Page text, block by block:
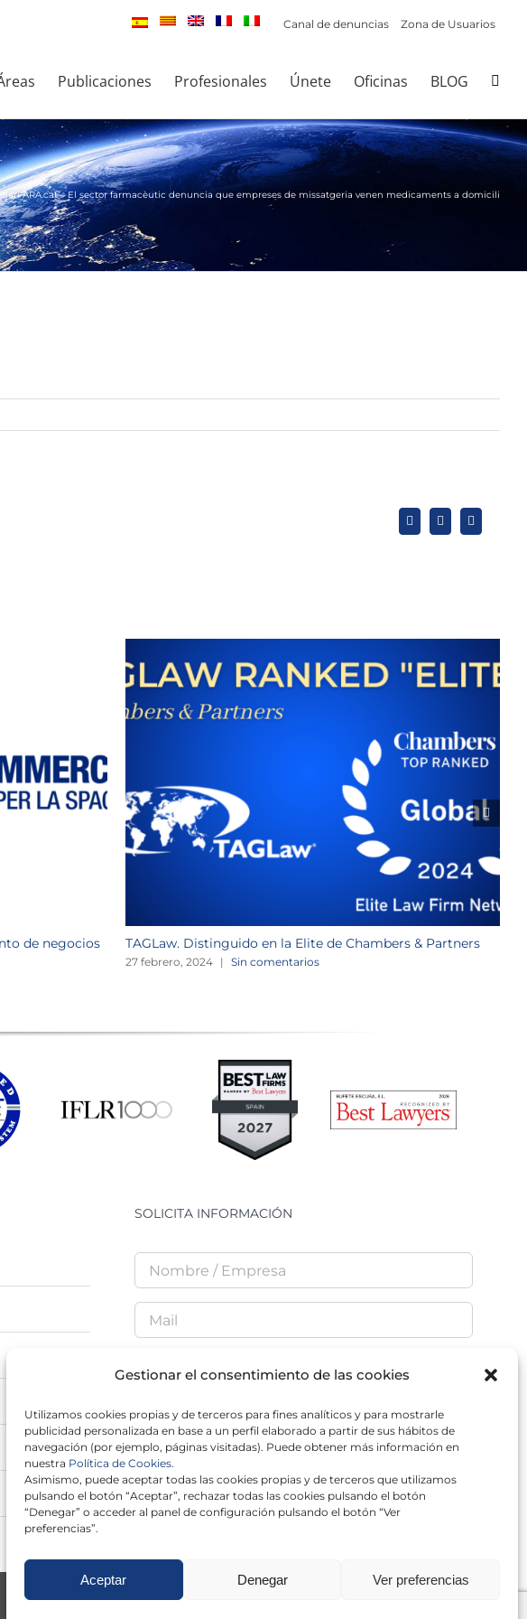
Gestionar el consentimiento de las cookies
Utilizamos cookies propias y de terceros para fines analíticos y para mostrarle
publicidad personalizada en base a un perfil elaborado a partir de sus hábitos de
navegación (por ejemplo, páginas visitadas). Puede obtener más información en
nuestra Política de Cookies.
Asimismo, puede aceptar todas las cookies propias y de terceros que utilizamos
pulsando el botón “Aceptar”, rechazar todas las cookies pulsando el botón
“Denegar” o acceder al panel de configuración pulsando el botón “Ver
preferencias”.
Aceptar Denegar Ver preferencias
Canal de denuncias Zona de Usuarios
Publicaciones Profesionales Únete Oficinas BLOG
ARA.cat – El sector farmacèutic denuncia que empreses de missatgeria venen medicaments a domicili
X LinkedInWhatsApp
de negocios
TAGLaw. Distinguido en la Elite de Chambers & Partners
27 febrero, 2024 | Sin comentarios
SOLICITA INFORMACIÓN
He leído y acepto laPolítica de Privacidad